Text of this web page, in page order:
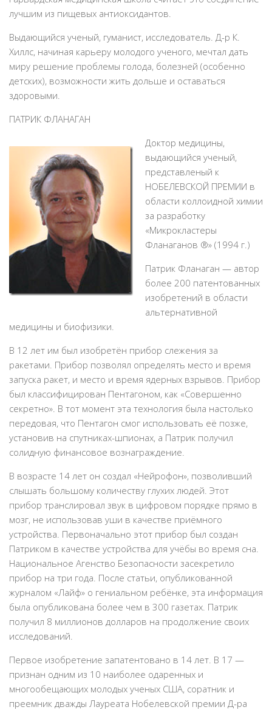
лучшим из пищевых антиоксидантов.
Выдающийся ученый, гуманист, исследователь. Д-р К.
Хиллс, начиная карьеру молодого ученого, мечтал дать
миру решение проблемы голода, болезней (особенно
детских), возможности жить дольше и оставаться
здоровыми.
ПАТРИК ФЛАНАГАН
Доктор медицины,
выдающийся ученый,
представленый к
НОБЕЛЕВСКОЙ ПРЕМИИ в
области коллоидной химии
за разработку
«Микрокластеры
Фланаганов ®» (1994 г.)
Патрик Фланаган — автор
более 200 патентованных
изобретений в области
альтернативной
медицины и биофизики.
В 12 лет им был изобретён прибор слежения за
ракетами. Прибор позволял определять место и время
запуска ракет, и место и время ядерных взрывов. Прибор
был классифицирован Пентагоном, как «Совершенно
секретно». В тот момент эта технология была настолько
передовая, что Пентагон смог использовать её позже,
установив на спутниках-шпионах, а Патрик получил
солидную финансовое вознаграждение.
В возрасте 14 лет он создал «Нейрофон», позволивший
слышать большому количеству глухих людей. Этот
прибор транслировал звук в цифровом порядке прямо в
мозг, не использовав уши в качестве приёмного
устройства. Первоначально этот прибор был создан
Патриком в качестве устройства для учёбы во время сна.
Национальное Агенство Безопасности засекретило
прибор на три года. После статьи, опубликованной
журналом «Лайф» о гениальном ребёнке, эта информация
была опубликована более чем в 300 газетах. Патрик
получил 8 миллионов долларов на продолжение своих
исследований.
Первое изобретение запатентовано в 14 лет. В 17 —
признан одним из 10 наиболее одаренных и
многообещающих молодых ученых США, соратник и
преемник дважды Лауреата Нобелевской премии Д-ра